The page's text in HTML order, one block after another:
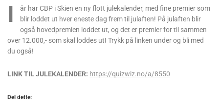
I
år har CBP i Skien en ny flott julekalender, med fine premier som
blir loddet ut hver eneste dag frem til julaften! På julaften blir
også hovedpremien loddet ut, og det er premier for til sammen
over 12.000,- som skal loddes ut! Trykk på linken under og bli med
du også!
LINK TIL JULEKALENDER: https://quizwiz.no/a/8550
Del dette: